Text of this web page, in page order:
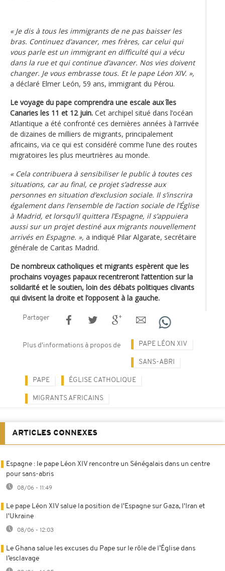
« Je dis à tous les immigrants de ne pas baisser les
bras. Continuez d’avancer, mes frères, car celui qui
vous parle est un immigrant en difficulté qui a vécu
dans la rue et qui continue d’avancer. Nos vies doivent
changer. Je vous embrasse tous. Et le pape Léon XIV. »,
a déclaré Elmer León, 59 ans, immigrant du Pérou.
Le voyage du pape comprendra une escale aux îles
Canaries les 11 et 12 juin. Cet archipel situé dans l’océan
Atlantique a été confronté ces dernières années à l’arrivée
de dizaines de milliers de migrants, principalement
africains, via ce qui est considéré comme l’une des routes
migratoires les plus meurtrières au monde.
« Cela contribuera à sensibiliser le public à toutes ces
situations, car au final, ce projet s’adresse aux
personnes en situation d’exclusion sociale. Il s’inscrira
également dans l’ensemble de l’action sociale de l’Église
à Madrid, et lorsqu’il quittera l’Espagne, il s’appuiera
aussi sur un projet destiné aux migrants nouvellement
arrivés en Espagne. », a indiqué Pilar Algarate, secrétaire
générale de Caritas Madrid.
De nombreux catholiques et migrants espèrent que les
prochains voyages papaux recentreront l’attention sur la
solidarité et le soutien, loin des débats politiques clivants
qui divisent la droite et l’opposent à la gauche.
Partager
Plus d'informations à propos de PAPE LÉON XIV
SANS-ABRI
PAPE ÉGLISE CATHOLIQUE
MIGRANTS AFRICAINS
ARTICLES CONNEXES
Espagne : le pape Léon XIV rencontre un Sénégalais dans un centre
pour sans-abris
08/06 - 11:49
Le pape Léon XIV salue la position de l'Espagne sur Gaza, l'Iran et
l'Ukraine
08/06 - 12:03
Le Ghana salue les excuses du Pape sur le rôle de l’Église dans
l’esclavage